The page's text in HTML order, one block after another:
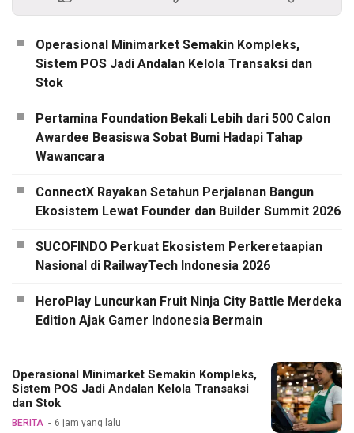
Operasional Minimarket Semakin Kompleks,
Sistem POS Jadi Andalan Kelola Transaksi dan
Stok
Pertamina Foundation Bekali Lebih dari 500 Calon
Awardee Beasiswa Sobat Bumi Hadapi Tahap
Wawancara
ConnectX Rayakan Setahun Perjalanan Bangun
Ekosistem Lewat Founder dan Builder Summit 2026
SUCOFINDO Perkuat Ekosistem Perkeretaapian
Nasional di RailwayTech Indonesia 2026
HeroPlay Luncurkan Fruit Ninja City Battle Merdeka
Edition Ajak Gamer Indonesia Bermain
Operasional Minimarket Semakin Kompleks,
Sistem POS Jadi Andalan Kelola Transaksi
dan Stok
BERITA 6 jam yang lalu